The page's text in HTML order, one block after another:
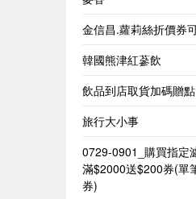
金信昌.蘿莉絲折價券
韓國熊津紅蔘飲
飲品到店取貨加碼贈點
旅行大小事
0729-0901_購買指定
滿$2000送$200券(單
券)